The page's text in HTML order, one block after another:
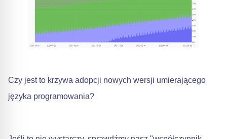
Czy jest to krzywa adopcji nowych wersji umierającego
języka programowania?